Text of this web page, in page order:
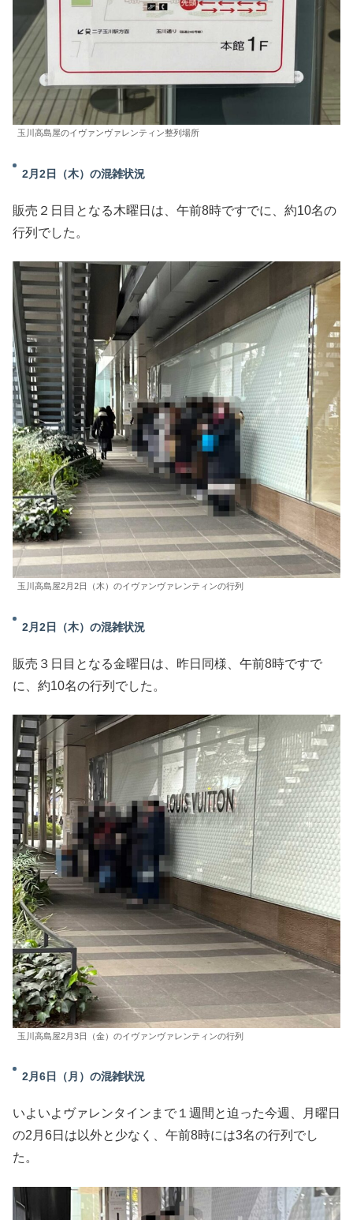
玉川高島屋のイヴァンヴァレンティン整列場所
2月2日（木）の混雑状況
販売２日目となる木曜日は、午前8時ですでに、約10名の
行列でした。
玉川高島屋2月2日（木）のイヴァンヴァレンティンの行列
2月2日（木）の混雑状況
販売３日目となる金曜日は、昨日同様、午前8時ですで
に、約10名の行列でした。
玉川高島屋2月3日（金）のイヴァンヴァレンティンの行列
2月6日（月）の混雑状況
いよいよヴァレンタインまで１週間と迫った今週、月曜日
の2月6日は以外と少なく、午前8時には3名の行列でし
た。